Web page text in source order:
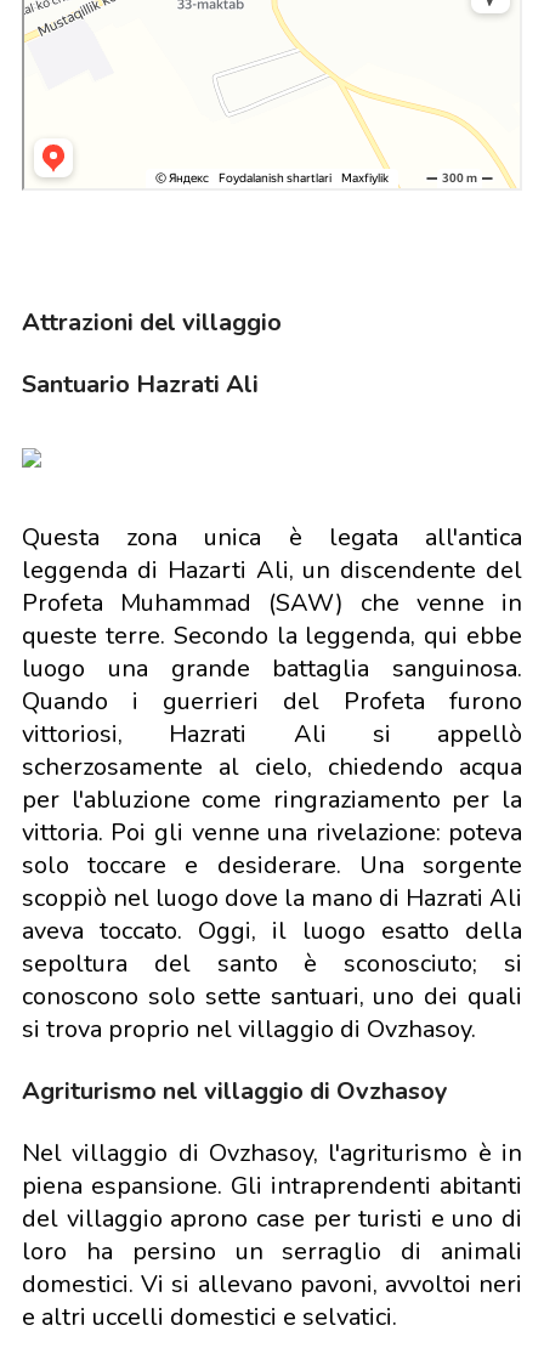
Attrazioni del villaggio
Santuario Hazrati Ali
Questa zona unica è legata all'antica
leggenda di Hazarti Ali, un discendente del
Profeta Muhammad (SAW) che venne in
queste terre. Secondo la leggenda, qui ebbe
luogo una grande battaglia sanguinosa.
Quando i guerrieri del Profeta furono
vittoriosi, Hazrati Ali si appellò
scherzosamente al cielo, chiedendo acqua
per l'abluzione come ringraziamento per la
vittoria. Poi gli venne una rivelazione: poteva
solo toccare e desiderare. Una sorgente
scoppiò nel luogo dove la mano di Hazrati Ali
aveva toccato. Oggi, il luogo esatto della
sepoltura del santo è sconosciuto; si
conoscono solo sette santuari, uno dei quali
si trova proprio nel villaggio di Ovzhasoy.
Agriturismo nel villaggio di Ovzhasoy
Nel villaggio di Ovzhasoy, l'agriturismo è in
piena espansione. Gli intraprendenti abitanti
del villaggio aprono case per turisti e uno di
loro ha persino un serraglio di animali
domestici. Vi si allevano pavoni, avvoltoi neri
e altri uccelli domestici e selvatici.